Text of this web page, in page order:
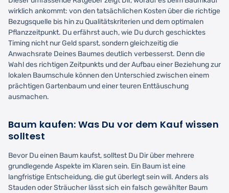
wirklich ankommt: von den tatsächlichen Kosten über die richtige
Bezugsquelle bis hin zu Qualitätskriterien und dem optimalen
Pflanzzeitpunkt. Du erfährst auch, wie Du durch geschicktes
Timing nicht nur Geld sparst, sondern gleichzeitig die
Anwachsrate Deines Baumes deutlich verbesserst. Denn die
Wahl des richtigen Zeitpunkts und der Aufbau einer Beziehung zur
lokalen Baumschule können den Unterschied zwischen einem
prächtigen Gartenbaum und einer teuren Enttäuschung
ausmachen.
Baum kaufen: Was Du vor dem Kauf wissen
solltest
Bevor Du einen Baum kaufst, solltest Du Dir über mehrere
grundlegende Aspekte im Klaren sein. Ein Baum ist eine
langfristige Entscheidung, die gut überlegt sein will. Anders als
Stauden oder Sträucher lässt sich ein falsch gewählter Baum